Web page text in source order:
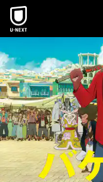
本文へスキップ